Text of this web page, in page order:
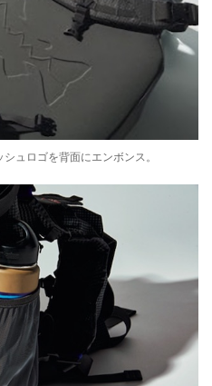
ュロゴを背面にエンボンス。